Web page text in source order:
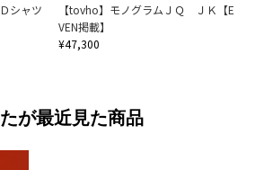
シャツ
【tovho】モノグラムＪＱ ＪＫ【E
VEN掲載】
¥47,300
が最近見た商品